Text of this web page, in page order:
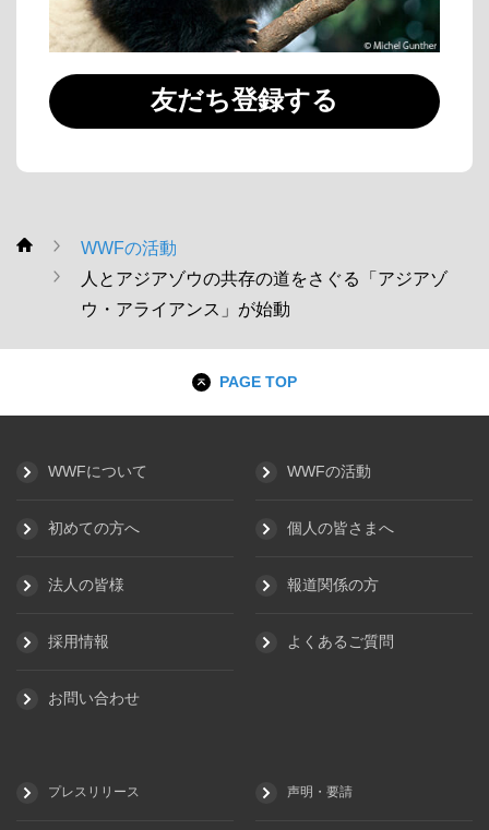
友だち登録する
WWF
WWFの活動
人とアジアゾウの共存の道をさぐる「アジアゾ
ウ・アライアンス」が始動
PAGE TOP
WWFについて WWFの活動
初めての方へ 個人の皆さまへ
法人の皆様 報道関係の方
採用情報 よくあるご質問
お問い合わせ
プレスリリース 声明・要請